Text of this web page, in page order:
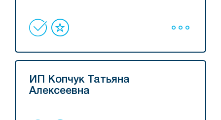
ИП Копчук Татьяна
Алексеевна